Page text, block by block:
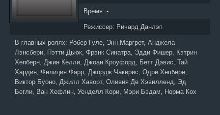
Время: -
Режиссер: Ричард Данлэп
В главных ролях: Робер Гуле, Энн-Маргрет, Анджела
Лэнсбери, Пэтти Дьюк, Фрэнк Синатра, Эдди Фишер, Кэтрин
Хепберн, Джин Келли, Джоан Кроуфорд, Бетт Дэвис, Тай
Хардин, Фелиция Фарр, Джордж Чакирис, Одри Хепберн,
Виктор Буоно, Джилл Хаворт, Оливия Де Хэвилленд, Эд
Бегли, Ван Хефлин, Уенделл Кори, Мэри Бэдам, Норма Кох